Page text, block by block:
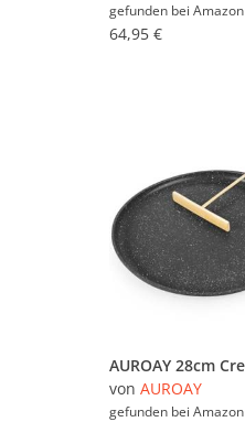
gefunden bei Amazon
64,95 €
von AUROAY
gefunden bei Amazon